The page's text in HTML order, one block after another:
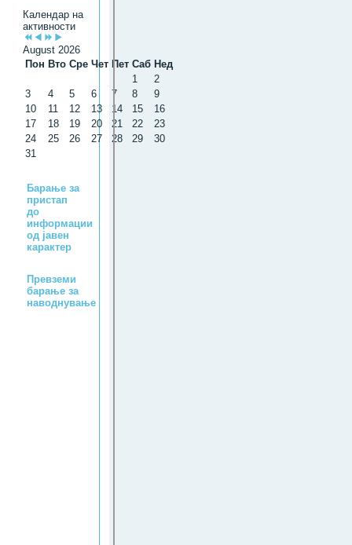
Календар на
активности
August 2026
Пон Вто Сре Чет Пет Саб Нед
1
2
3
4 5 6 7 8
9
10
11 12 13 14 15
16
17
18 19 20 21 22
23
24
25 26 27 28 29
30
31
Барање за
пристап
до
информации
од јавен
карактер
Превземи
барање за
наводнување